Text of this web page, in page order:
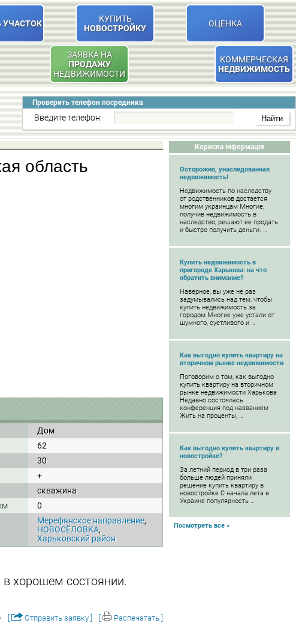
УЧАСТОК
КУПИТЬ
НОВОСТРОЙКУ
ОЦЕНКА
ЗАЯВКА НА
ПРОДАЖУ
НЕДВИЖИМОСТИ
КОММЕРЧЕСКАЯ
НЕДВИЖИМОСТЬ
Проверить телефон посредника
Введите телефон:
Корисна інформація
Осторожно, унаследованная
недвижимость!
Недвижимость по наследству
от родственников достается
многим украинцам Многие,
получив недвижимость в
наследство, решают ее продать
и быстро получить деньги. …
Купить недвижимость в
пригороде Харькова: на что
обратить внимание?
Наверное, вы уже не раз
задумывались над тем, чтобы
купить недвижимость за
городом Многие уже устали от
шумного, суетливого и …
Как выгодно купить квартиру на
вторичном рынке недвижимости
Поговорим о том, как выгодно
купить квартиру на вторичном
рынке недвижимости Харькова
Недавно состоялась
конференция под названием
Жить на проценты, …
Как выгодно купить квартиру в
новостройке?
За летний период в три раза
больше людей приняли
решение купить квартиру в
новостройке С начала лета в
Украине популярность …
Посмотреть все »
область
Дом
62
30
+
скважина
0
Мерефянское направление,
НОВОСЁЛОВКА,
Харьковский район
хорошем состоянии.
Отправить заявку ] Распечатать ]